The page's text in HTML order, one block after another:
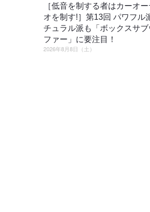
［低音を制する者はカーオー
オを制す!］第13回 パワフル
チュラル派も「ボックスサブ
ファー」に要注目！
2026年8月8日（土）